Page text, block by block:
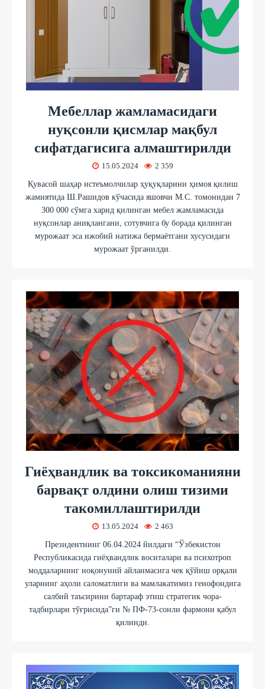
Мебеллар жамламасидаги
нуқсонли қисмлар мақбул
сифатдагисига алмаштирилди
15.05.2024 2 359
Қувасой шаҳар истеъмолчилар ҳуқуқларини ҳимоя қилиш
жамиятида Ш.Рашидов кўчасида яшовчи М.С. томонидан 7
300 000 сўмга харид қилинган мебел жамламасида
нуқсонлар аниқлангани, сотувчига бу борада қилинган
мурожаат эса ижобий натижа бермаётгани хусусидаги
мурожаат ўрганилди.
Гиёҳвандлик ва токсикоманияни
барвақт олдини олиш тизими
такомиллаштирилди
13.05.2024 2 463
Президентнинг 06.04.2024 йилдаги “Ўзбекистон
Республикасида гиёҳвандлик воситалари ва психотроп
моддаларнинг ноқонуний айланмасига чек қўйиш орқали
уларнинг аҳоли саломатлиги ва мамлакатимиз генофондига
салбий таъсирини бартараф этиш стратегик чора-
тадбирлари тўғрисида”ги № ПФ-73-сонли фармони қабул
қилинди.